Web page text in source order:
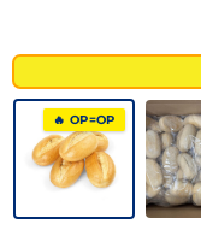
🔥 OP=OP